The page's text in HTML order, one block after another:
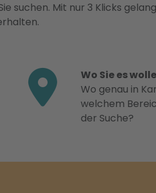
suchen. Mit nur 3 Klicks
Wo Sie es
Wo genau in
welchem
der Suche?